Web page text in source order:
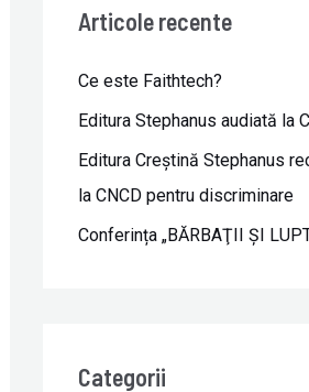
Articole recente
Ce este Faithtech?
Editura Stephanus audiată la
Editura Creștină Stephanus
la CNCD pentru discriminare
Conferința „BĂRBAŢII ŞI
Categorii